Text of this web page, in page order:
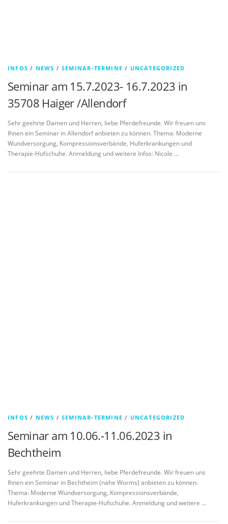
INFOS / NEWS /SEMINAR-TERMINE / UNCATEGORIZED
Seminar am 15.7.2023- 16.7.2023 in
35708 Haiger /Allendorf
Sehr geehrte Damen und Herren, liebe Pferdefreunde. Wir freuen uns
Ihnen ein Seminar in Allendorf anbieten zu können. Thema: Moderne
Wundversorgung, Kompressionsverbände, Huferkrankungen und
Therapie-Hufschuhe. Anmeldung und weitere Infos: Nicole …
INFOS / NEWS /SEMINAR-TERMINE / UNCATEGORIZED
Seminar am 10.06.-11.06.2023 in
Bechtheim
Sehr geehrte Damen und Herren, liebe Pferdefreunde. Wir freuen uns
Ihnen ein Seminar in Bechtheim (nähe Worms) anbieten zu können.
Thema: Moderne Wundversorgung, Kompressionsverbände,
Huferkrankungen und Therapie-Hufschuhe. Anmeldung und weitere …